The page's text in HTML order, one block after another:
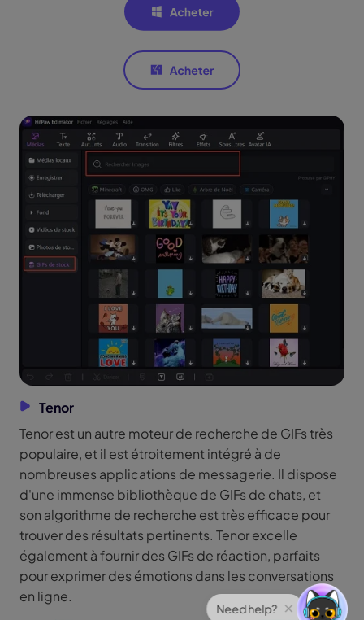
Tenor
Tenor est un autre moteur de recherche de GIFs très
populaire, et il est étroitement intégré à de
nombreuses applications de messagerie. Il dispose
d'une immense bibliothèque de GIFs de chats, et
son algorithme de recherche est très efficace pour
trouver des résultats pertinents. Tenor excelle
également à fournir des GIFs de réaction, parfaits
pour exprimer des émotions dans les conversations
en ligne.